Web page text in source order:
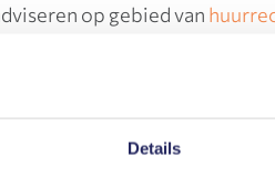
Details
op gebied van
en de Raadt kan u in
huurovereenkomst
Dit kunnen wij